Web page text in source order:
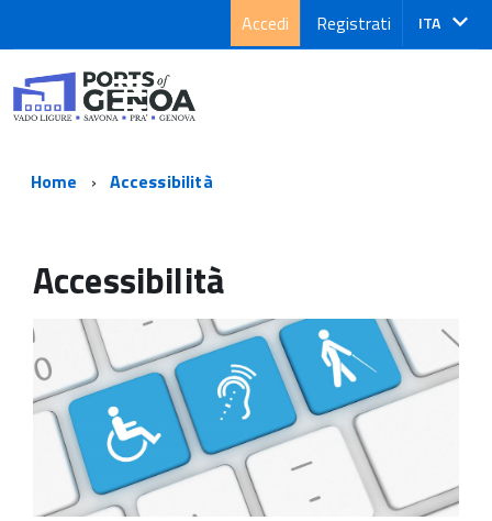
Accedi Registrati Lingua
ITA
Home Accessibilità
Accessibilità